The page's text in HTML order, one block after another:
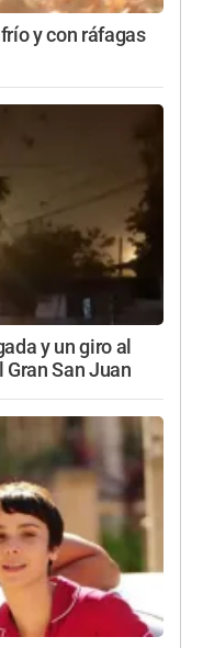
y con ráfagas
y un giro al
San Juan